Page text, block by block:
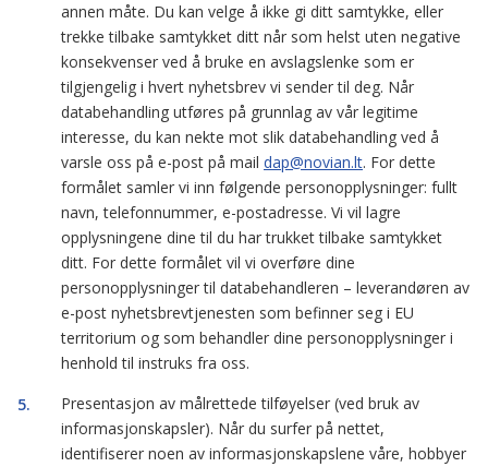
annen måte. Du kan velge å ikke gi ditt samtykke, eller
trekke tilbake samtykket ditt når som helst uten negative
konsekvenser ved å bruke en avslagslenke som er
tilgjengelig i hvert nyhetsbrev vi sender til deg. Når
databehandling utføres på grunnlag av vår legitime
interesse, du kan nekte mot slik databehandling ved å
varsle oss på e-post på mail dap@novian.lt. For dette
formålet samler vi inn følgende personopplysninger: fullt
navn, telefonnummer, e-postadresse. Vi vil lagre
opplysningene dine til du har trukket tilbake samtykket
ditt. For dette formålet vil vi overføre dine
personopplysninger til databehandleren – leverandøren av
e-post nyhetsbrevtjenesten som befinner seg i EU
territorium og som behandler dine personopplysninger i
henhold til instruks fra oss.
Presentasjon av målrettede tilføyelser (ved bruk av
informasjonskapsler). Når du surfer på nettet,
identifiserer noen av informasjonskapslene våre, hobbyer